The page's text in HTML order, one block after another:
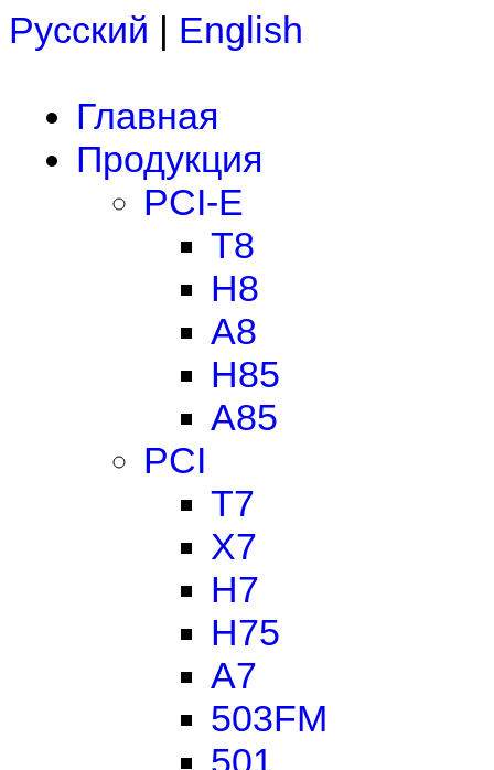
Русский | English
Главная
Продукция
PCI-E
T8
H8
A8
H85
A85
PCI
T7
X7
H7
H75
A7
503FM
501